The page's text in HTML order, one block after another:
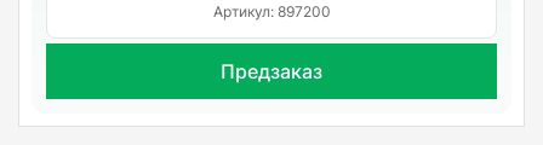
Артикул: 897200
Предзаказ